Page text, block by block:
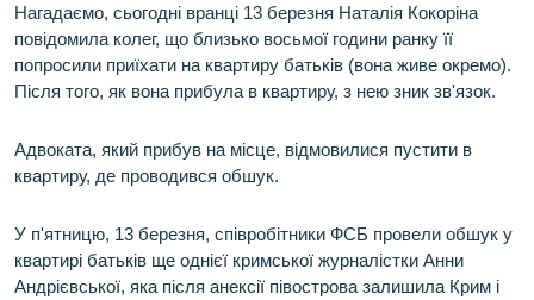
Нагадаємо, сьогодні вранці 13 березня Наталія Кокоріна
повідомила колег, що близько восьмої години ранку її
попросили приїхати на квартиру батьків (вона живе окремо).
Після того, як вона прибула в квартиру, з нею зник зв'язок.
Адвоката, який прибув на місце, відмовилися пустити в
квартиру, де проводився обшук.
У п'ятницю, 13 березня, співробітники ФСБ провели обшук у
квартирі батьків ще однієї кримської журналістки Анни
Андрієвської, яка після анексії півострова залишила Крим і